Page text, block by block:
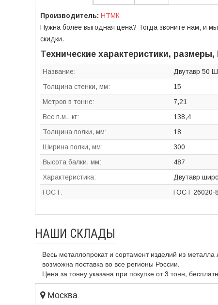
Производитель: НТМК
Нужна более выгодная цена? Тогда звоните нам, и
скидки.
Технические характеристики,
Название:
Двутавр 50
Толщина стенки, мм:
15
Метров в тонне:
7,21
Вес п.м., кг:
138,4
Толщина полки, мм:
18
Ширина полки, мм:
300
Высота балки, мм:
487
Характеристика:
Двутавр
ГОСТ:
ГОСТ 26020-
НАШИ СКЛАДЫ
Весь металлопрокат и сортамент изделий из
возможна поставка во все регионы России.
Цена за тонну указана при покупке от 3 тонн,
Москва